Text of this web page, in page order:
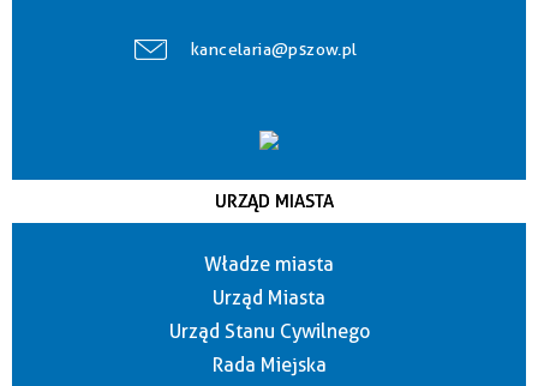
kancelaria@pszow.pl
URZĄD MIASTA
Władze miasta
Urząd Miasta
Urząd Stanu Cywilnego
Rada Miejska